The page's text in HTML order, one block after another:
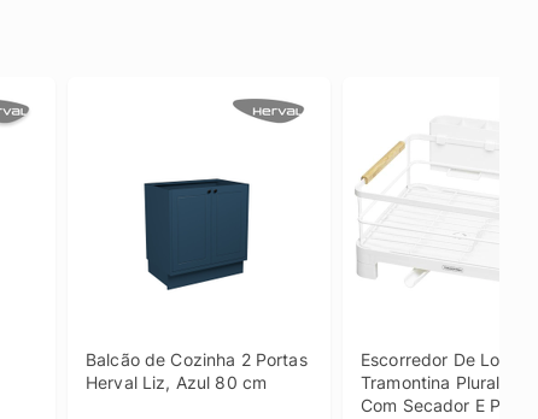
Balcão de Cozinha 2 Portas
Herval Liz, Azul 80 cm
Escorredor De Louça
Tramontina Plurale
Com Secador E Porta